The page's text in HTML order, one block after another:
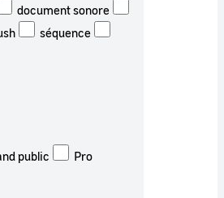
document sonore
séquence
public Pro